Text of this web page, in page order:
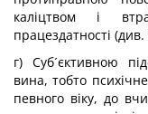
каліцтвом і
працездатності
г) Суб´єктивною
вина, тобто
певного віку, до